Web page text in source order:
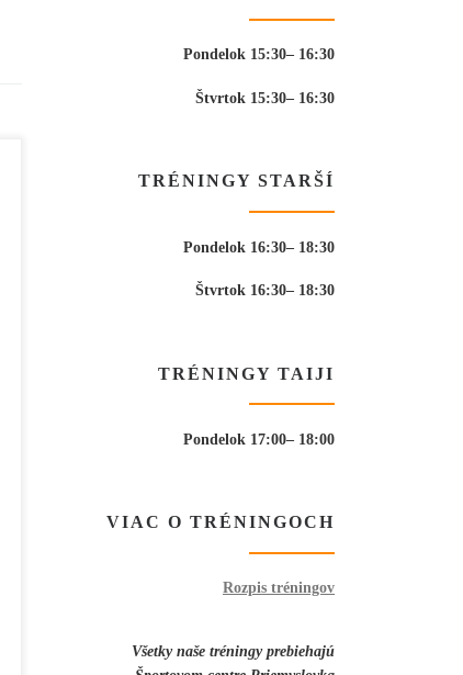
Pondelok 15:30– 16:30
Štvrtok 15:30– 16:30
TRÉNINGY STARŠÍ
Pondelok 16:30– 18:30
Štvrtok 16:30– 18:30
TRÉNINGY TAIJI
Pondelok 17:00– 18:00
VIAC O TRÉNINGOCH
Rozpis tréningov
Všetky naše tréningy prebiehajú